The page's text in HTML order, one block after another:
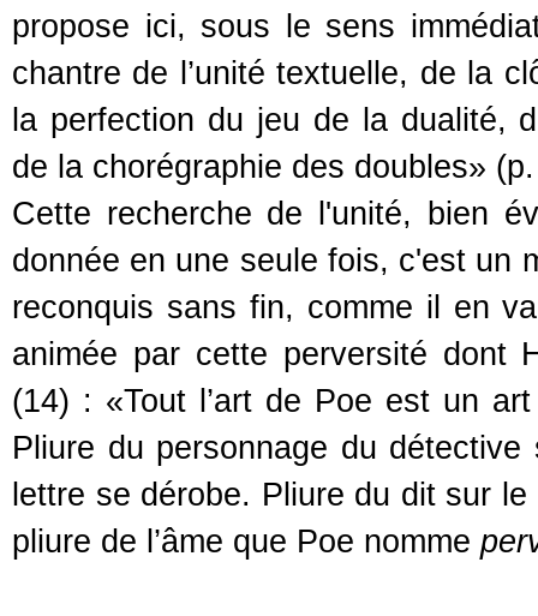
propose ici, sous le sens
chantre de l’unité textuelle, de la
la perfection du jeu de la dualité,
de la chorégraphie des doubles»
Cette recherche de l'unité, bien
donnée en une seule fois, c'est un
reconquis sans fin, comme il en
animée par cette perversité dont
(14) : «Tout l’art de Poe est un
Pliure du personnage du
lettre se dérobe. Pliure du dit sur
pliure de l’âme que Poe nomme